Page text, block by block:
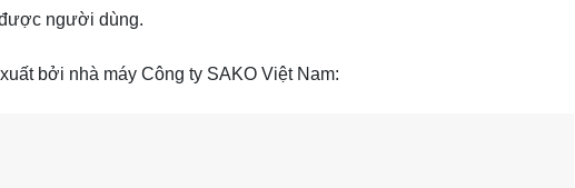
người dùng.
bởi nhà máy Công ty SAKO Việt Nam: